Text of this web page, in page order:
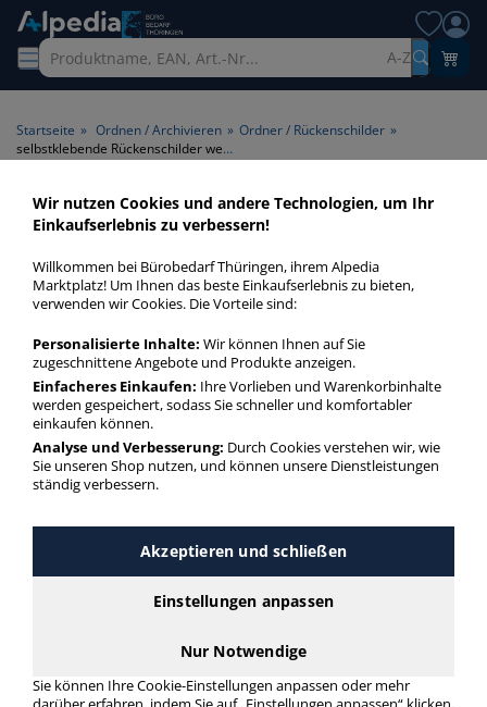
A-Z
Startseite » Ordnen / Archivieren » Ordner / Rückenschilder »
selbstklebende Rückenschilder weiß für 50 mm
selbstklebende
Rückenschilder weiß für 50
mm > Farbe weiß > geeignet
für Rückenbreite für 50 mm
selbstklebende Rückenschilder weiß für 50 mm in bester
Qualität zum günstigen Preis. Finden Sie schnell
selbstklebende Rückenschilder weiß für 50 mm mit unserer
Filter-Funktion.
selbstklebende Rückenschilder weiß für 50 mm
mehr Infos zur Kategorie
selbstklebende Rückenschilder
für 80 mm
Wir nutzen Cookies und andere Technologien, um Ihr
Einkaufserlebnis zu verbessern!
Willkommen bei Bürobedarf Thüringen, ihrem Alpedia
Marktplatz! Um Ihnen das beste Einkaufserlebnis zu bieten,
verwenden wir Cookies. Die Vorteile sind:
Personalisierte Inhalte: Wir können Ihnen auf Sie
zugeschnittene Angebote und Produkte anzeigen.
Einfacheres Einkaufen: Ihre Vorlieben und Warenkorbinhalte
werden gespeichert, sodass Sie schneller und komfortabler
einkaufen können.
Analyse und Verbesserung: Durch Cookies verstehen wir, wie
Sie unseren Shop nutzen, und können unsere Dienstleistungen
ständig verbessern.
Akzeptieren und schließen
Einstellungen anpassen
Nur Notwendige
Sie können Ihre Cookie-Einstellungen anpassen oder mehr